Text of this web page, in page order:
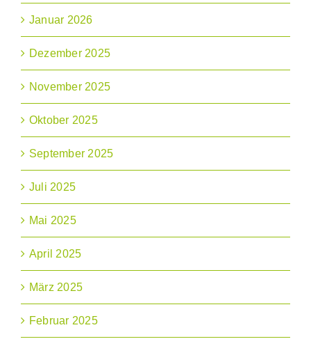
Januar 2026
Dezember 2025
November 2025
Oktober 2025
September 2025
Juli 2025
Mai 2025
April 2025
März 2025
Februar 2025